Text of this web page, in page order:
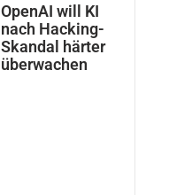
OpenAI will KI
nach Hacking-
Skandal härter
überwachen